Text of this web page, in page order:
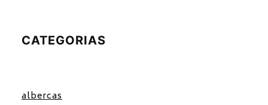
CATEGORIAS
albercas